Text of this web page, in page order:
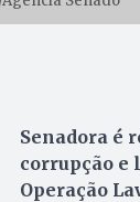
Senadora é
corrupção e
Operação